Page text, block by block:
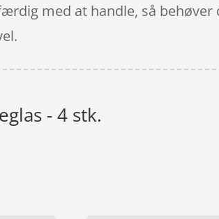
med at handle, så
- 4 stk.